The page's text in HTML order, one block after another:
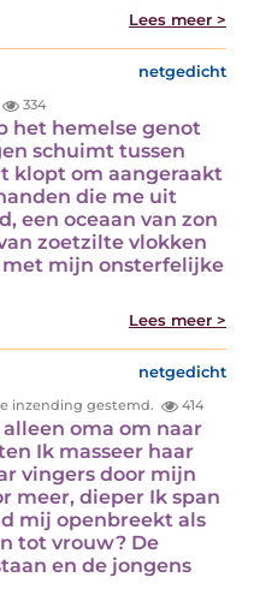
Lees meer >
netgedicht
334
het hemelse genot
schuimt tussen
klopt om aangeraakt
die me uit
een oceaan van zon
zoetzilte vlokken
mijn onsterfelijke
Lees meer >
netgedicht
inzending gestemd. 414
oma om naar
Ik masseer haar
vingers door mijn
meer, dieper Ik span
mij openbreekt als
tot vrouw? De
en de jongens